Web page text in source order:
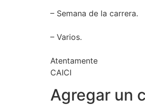
– Semana de la carrera.
– Varios.
Atentamente
CAICI
Agregar un